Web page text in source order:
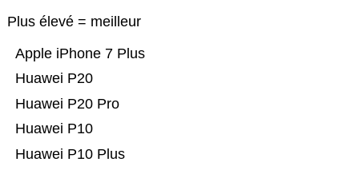
Plus élevé = meilleur
Huawei P10 Plus
Huawei P10
Huawei P20 Pro
Huawei P20
Apple iPhone 7 Plus